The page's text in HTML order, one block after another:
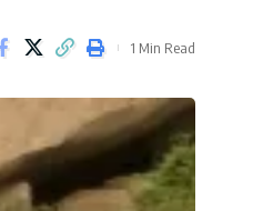
1 Min Read